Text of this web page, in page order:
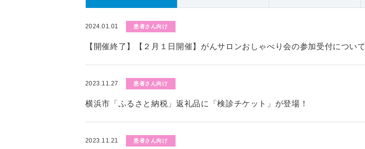
2024.01.01 患者さん向け
【開催終了】【２月１日開催】がんサロンおしゃべり会の参加受付について
2023.11.27 患者さん向け
横浜市「ふるさと納税」返礼品に「検診チケット」が登場！
2023.11.21 患者さん向け